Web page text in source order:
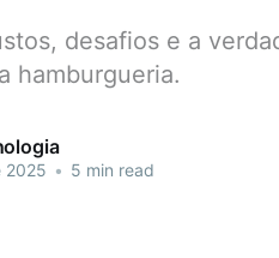
desafios e a
hamburgueria.
2025 • 5 min read